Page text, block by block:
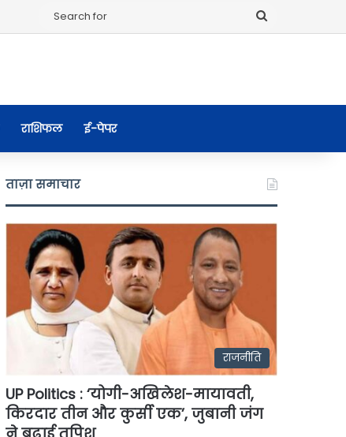
राशिफल ई-पेपर
ताज़ा समाचार
राजनीति
UP Politics : ‘योगी-अखिलेश-मायावती,
किरदार तीन और कुर्सी एक’, जुबानी जंग